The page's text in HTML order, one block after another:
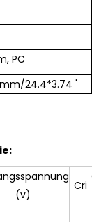
PC
24.4*3.74 '
(v)
Cri